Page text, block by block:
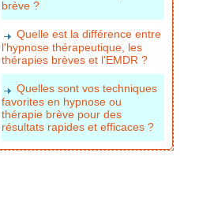
brève ?
Quelle est la différence entre
l'hypnose thérapeutique, les
thérapies brèves et l'EMDR ?
Quelles sont vos techniques
favorites en hypnose ou
thérapie brève pour des
résultats rapides et efficaces ?